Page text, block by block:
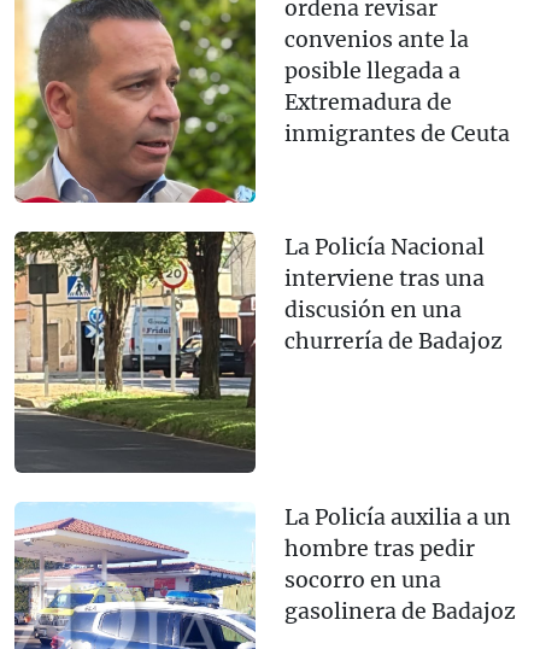
ordena revisar
convenios ante la
posible llegada a
Extremadura de
inmigrantes de Ceuta
La Policía Nacional
interviene tras una
discusión en una
churrería de Badajoz
La Policía auxilia a un
hombre tras pedir
socorro en una
gasolinera de Badajoz